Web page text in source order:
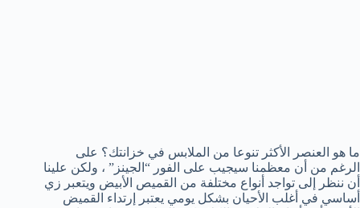
ما هو العنصر الأكثر تنوعا من الملابس في خزانتك؟ على
الرغم من أن معظمنا سيجيب على الفور “الجينز” ، ولكن علينا
أن ننظر إلى تواجد أنواع مختلفة من القميص الأبيض ويتعبر زي
أساسي في أغلب الأحيان بشكل يومي يعتبر إرتداء القميض